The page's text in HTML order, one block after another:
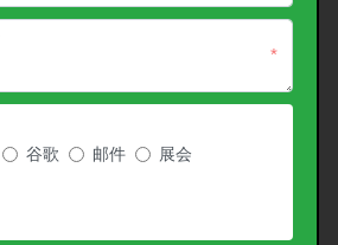
*
谷歌 邮件
展会